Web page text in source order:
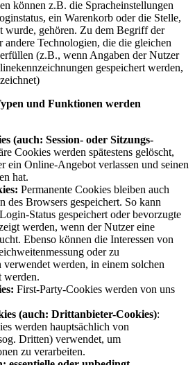
können z.B. die Spracheinstellungen
ein Warenkorb oder die Stelle,
wurde, gehören. Zu dem Begriff der
Technologien, die die gleichen
(z.B., wenn Angaben der Nutzer
gespeichert werden,
und Funktionen werden
(auch: Session- oder Sitzungs-
Cookies werden spätestens gelöscht,
ein Online-Angebot verlassen und seinen
hat.
Permanente Cookies bleiben auch
des Browsers gespeichert. So kann
Status gespeichert oder bevorzugte
werden, wenn der Nutzer eine
Ebenso können die Interessen von
oder zu
werden, in einem solchen
werden.
First-Party-Cookies werden von uns
(auch: Drittanbieter-Cookies):
werden hauptsächlich von
Dritten) verwendet, um
zu verarbeiten.